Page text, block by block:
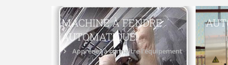
MACHINE À FENDRE
AUTOMATIQUE
Apprenez à connaître l'équipement